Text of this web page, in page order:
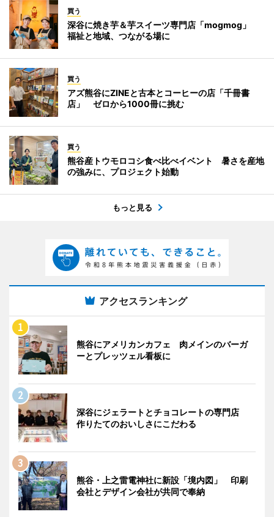
買う
深谷に焼き芋＆芋スイーツ専門店「mogmog」
福祉と地域、つながる場に
買う
アズ熊谷にZINEと古本とコーヒーの店「千冊書
店」 ゼロから1000冊に挑む
買う
熊谷産トウモロコシ食べ比べイベント 暑さを産地
の強みに、プロジェクト始動
もっと見る
アクセスランキング
熊谷にアメリカンカフェ 肉メインのバーガ
ーとプレッツェル看板に
深谷にジェラートとチョコレートの専門店
作りたてのおいしさにこだわる
熊谷・上之雷電神社に新設「境内図」 印刷
会社とデザイン会社が共同で奉納